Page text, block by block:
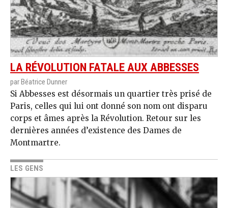
LA RÉVOLUTION FATALE AUX ABBESSES
par Béatrice Dunner
Si Abbesses est désormais un quartier très prisé de
Paris, celles qui lui ont donné son nom ont disparu
corps et âmes après la Révolution. Retour sur les
dernières années d’existence des Dames de
Montmartre.
LES GENS